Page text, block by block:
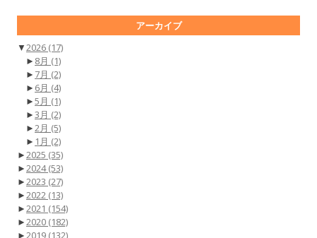
アーカイブ
▼2026 (17)
► 8月 (1)
► 7月 (2)
► 6月 (4)
►5月 (1)
►3月 (2)
►2月 (5)
► 1月 (2)
►2025 (35)
►2024(53)
►2023 (27)
►2022 (13)
►2021 (154)
►2020 (182)
►2019 (132)